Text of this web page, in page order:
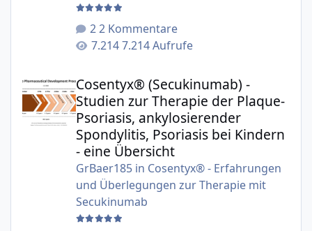
2 Kommentare
7.214 Aufrufe
Cosentyx® (Secukinumab) -
Studien zur Therapie der Plaque-
Psoriasis, ankylosierender
Spondylitis, Psoriasis bei Kindern
- eine Übersicht
GrBaer185in Cosentyx® - Erfahrungen
und Überlegungen zur Therapie mit
Secukinumab